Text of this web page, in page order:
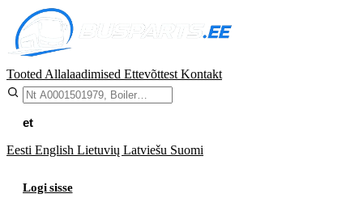
Tooted Allalaadimised Ettevõttest Kontakt
et
Eesti English Lietuvių Latviešu Suomi
Logi sisse